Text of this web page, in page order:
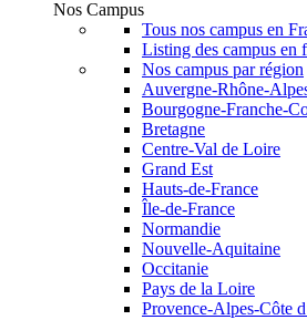
Nos Campus
Tous nos campus en
Listing des campus en
Nos campus par région
Auvergne-Rhône-
Bourgogne-Franche-
Bretagne
Centre-Val de Loire
Grand Est
Hauts-de-France
Île-de-France
Normandie
Nouvelle-Aquitaine
Occitanie
Pays de la Loire
Provence-Alpes-Côte